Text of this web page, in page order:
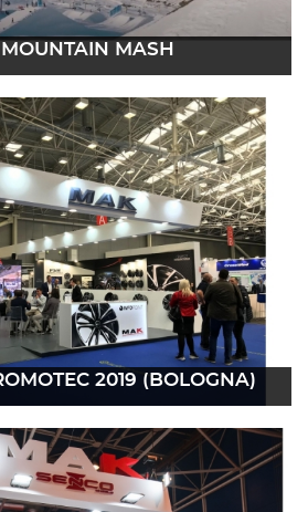
MASH
Leer más
2019 (BOLOGNA)
Leer más